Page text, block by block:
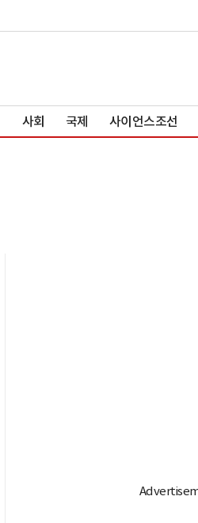
사회 국제 사이언스조선